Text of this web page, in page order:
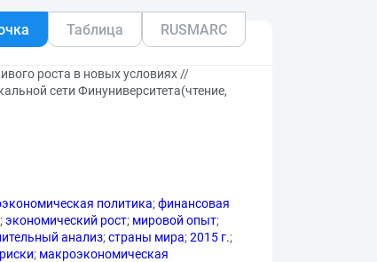
Таблица RUSMARC
роста в новых условиях //
сети Финуниверситета(чтение,
политика;финансовая
;экономический рост; мировой опыт;
анализ;страны мира;2015 г.;
; макроэкономическая